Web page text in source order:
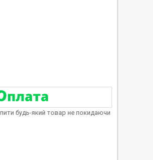
будь-який товар не покидаючи